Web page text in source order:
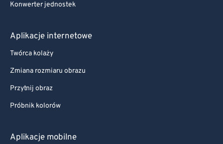
Konwerter jednostek
Aplikacje internetowe
Twórca kolaży
Zmiana rozmiaru obrazu
Przytnij obraz
Próbnik kolorów
Aplikacje mobilne